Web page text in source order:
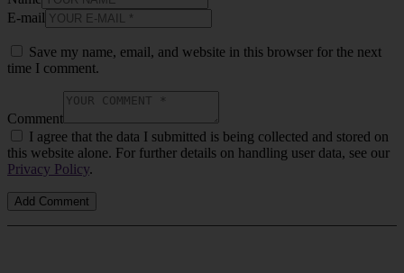
E-mail
Save my name, email, and website in this browser for the next
time I comment.
Comment
I agree that the data I submitted is being collected and stored on
this website alone. For further details on handling user data, see our
Privacy Policy.